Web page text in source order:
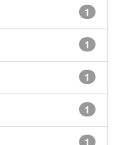
1
1
1
1
1